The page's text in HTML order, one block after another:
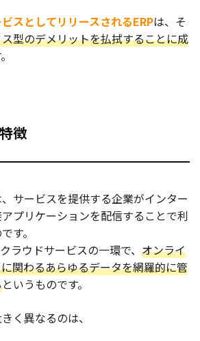
スとしてリリースされるERPは、そ
型のデメリットを払拭することに成
徴
サービスを提供する企業がインター
プリケーションを配信することで利
す。
ラウドサービスの一環で、 オンライ
関わるあらゆるデータを網羅的に管
というものです。
く異なるのは、